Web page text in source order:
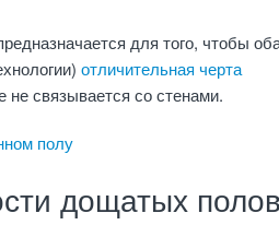
для того, чтобы
отличительная черта
не связывается со стенами.
полу
дощатых